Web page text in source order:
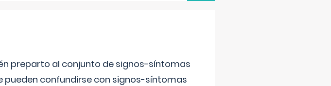
preparto al conjunto de signos-síntomas
confundirse con signos-síntomas